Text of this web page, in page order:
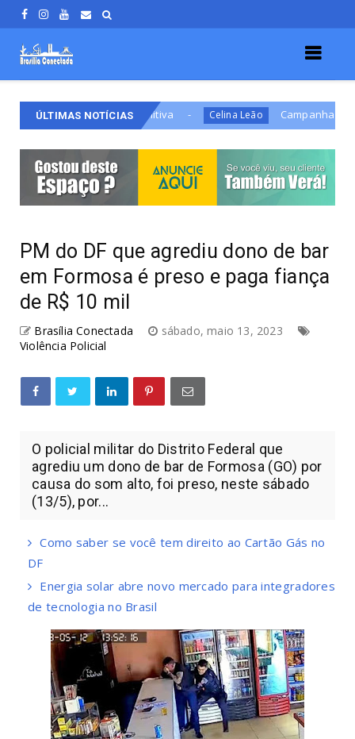
ÚLTIMAS NOTÍCIAS
De Prisão Definitiva Celina Leão Campanha de Celina
PM do DF que agrediu dono de bar
em Formosa é preso e paga fiança
de R$ 10 mil
Brasília Conectada
sábado, maio 13, 2023
Violência Policial
O policial militar do Distrito Federal que
agrediu um dono de bar de Formosa (GO) por
causa do som alto, foi preso, neste sábado
(13/5), por...
Como saber se você tem direito ao Cartão Gás no
DF
Energia solar abre novo mercado para integradores
de tecnologia no Brasil